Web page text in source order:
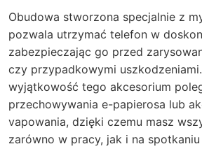
Obudowa stworzona specjalnie z
pozwala utrzymać telefon w
zabezpieczając go przed
czy przypadkowymi
wyjątkowość tego akcesorium
przechowywania e-papierosa lub
vapowania, dzięki czemu masz
zarówno w pracy, jak i na